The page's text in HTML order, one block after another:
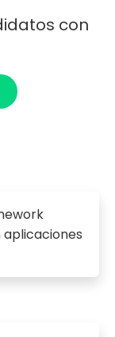
con